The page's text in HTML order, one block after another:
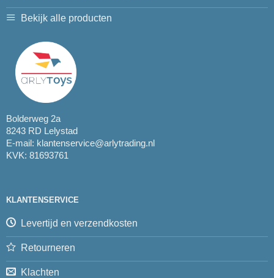
Bekijk alle producten
Bolderweg 2a
8243 RD Lelystad
E-mail: klantenservice@arlytrading.nl
KVK: 81693761
KLANTENSERVICE
Levertijd en verzendkosten
Retourneren
Klachten